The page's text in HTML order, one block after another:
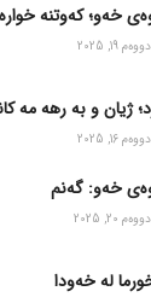
خەو؛ کەوتنە
2025
ژیان و به رهه مه
2025
خەو: گەنم
2025
لە خەودا